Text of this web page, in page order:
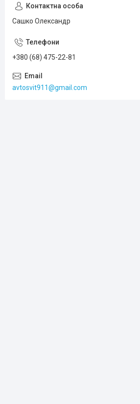
Сашко Олександр
+380 (68) 475-22-81
avtosvit911@gmail.com